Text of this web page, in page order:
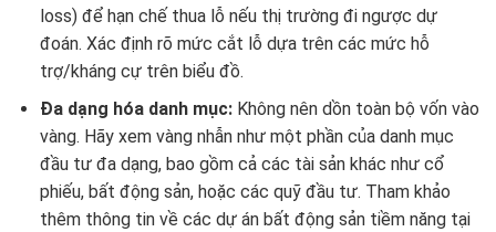
loss) để hạn chế thua lỗ nếu thị trường đi ngược dự
đoán. Xác định rõ mức cắt lỗ dựa trên các mức hỗ
trợ/kháng cự trên biểu đồ.
Đa dạng hóa danh mục:Không nên dồn toàn bộ vốn vào
vàng. Hãy xem vàng nhẫn như một phần của danh mục
đầu tư đa dạng, bao gồm cả các tài sản khác như cổ
phiếu, bất động sản, hoặc các quỹ đầu tư. Tham khảo
thêm thông tin về các dự án bất động sản tiềm năng tại